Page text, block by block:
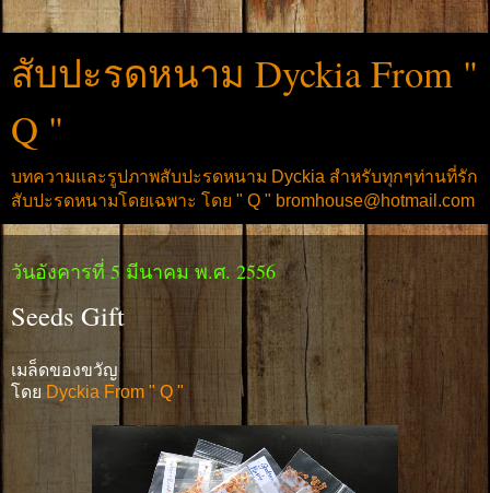
สับปะรดหนาม Dyckia From "
Q "
บทความและรูปภาพสับปะรดหนาม Dyckia สำหรับทุกๆท่านที่รัก
สับปะรดหนามโดยเฉพาะ โดย " Q " bromhouse@hotmail.com
วันอังคารที่ 5 มีนาคม พ.ศ. 2556
Seeds Gift
เมล็ดของขวัญ
โดย Dyckia From " Q "